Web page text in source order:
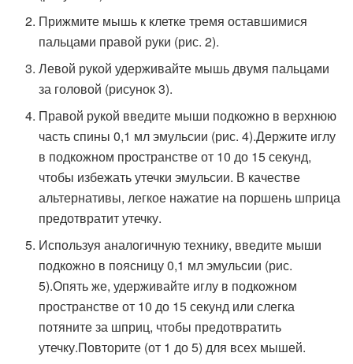
Прижмите мышь к клетке тремя оставшимися
пальцами правой руки (рис. 2).
Левой рукой удерживайте мышь двумя пальцами
за головой (рисунок 3).
Правой рукой введите мыши подкожно в верхнюю
часть спины 0,1 мл эмульсии (рис. 4).Держите иглу
в подкожном пространстве от 10 до 15 секунд,
чтобы избежать утечки эмульсии. В качестве
альтернативы, легкое нажатие на поршень шприца
предотвратит утечку.
Используя аналогичную технику, введите мыши
подкожно в поясницу 0,1 мл эмульсии (рис.
5).Опять же, удерживайте иглу в подкожном
пространстве от 10 до 15 секунд или слегка
потяните за шприц, чтобы предотвратить
утечку.Повторите (от 1 до 5) для всех мышей.